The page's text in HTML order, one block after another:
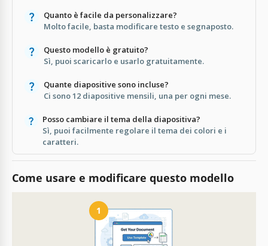
Quanto è facile da personalizzare?
Molto facile, basta modificare testo e segnaposto.
Questo modello è gratuito?
Sì, puoi scaricarlo e usarlo gratuitamente.
Quante diapositive sono incluse?
Ci sono 12 diapositive mensili, una per ogni mese.
Posso cambiare il tema della diapositiva?
Sì, puoi facilmente regolare il tema dei colori e i
caratteri.
Come usare e modificare questo modello
1